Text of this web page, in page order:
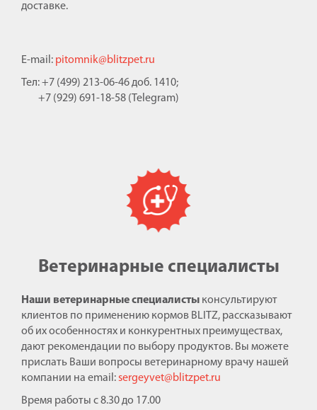
доставке.
E-mail: pitomnik@blitzpet.ru
Тел: +7 (499) 213-06-46 доб. 1410;
+7 (929) 691-18-58 (Telegram)
Ветеринарные специалисты
Наши ветеринарные специалисты консультируют
клиентов по применению кормов BLITZ, рассказывают
об их особенностях и конкурентных преимуществах,
дают рекомендации по выбору продуктов. Вы можете
прислать Ваши вопросы ветеринарному врачу нашей
компании на email:sergeyvet@blitzpet.ru
Время работы с 8.30 до 17.00